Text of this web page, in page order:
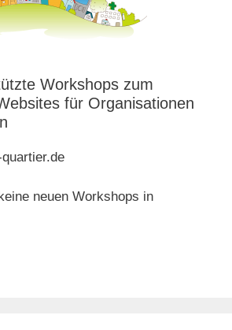
Workshops zum
für Organisationen
neuen Workshops in